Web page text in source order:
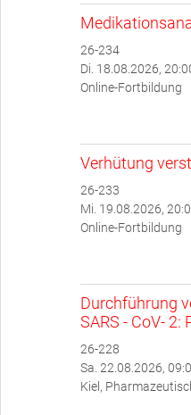
26-234
Di. 18.08.2026,
Online-Fortbildung
Verhütung
26-233
Mi. 19.08.2026,
Online-Fortbildung
Durchführung
SARS - CoV-
26-228
Sa. 22.08.2026,
Kiel,